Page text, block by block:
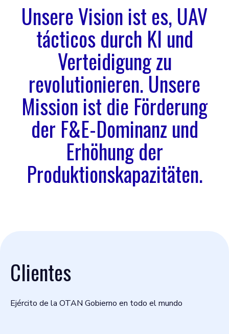
Unsere Vision ist es, UAV
tácticos durch KI und
Verteidigung zu
revolutionieren. Unsere
Mission ist die Förderung
der F&E-Dominanz und
Erhöhung der
Produktionskapazitäten.
Clientes
Ejército de la OTAN Gobierno en todo el mundo